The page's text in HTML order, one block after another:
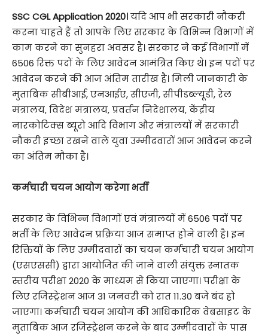
SSC CGL Application 2020।यदि आप भी सरकारी नौकरी
करना चाहते हैं तो आपके लिए सरकार के विभिन्न विभागों में
काम करने का सुनहरा अवसर है। सरकार ने कई विभागों में
6506 रिक्त पदों के लिए आवेदन आमंत्रित किए थे। इन पदों पर
आवेदन करने की आज अंतिम तारीख है। मिली जानकारी के
मुताबिक सीबीआई, एनआईए, सीएजी, सीपीडब्ल्यूडी, रेल
मंत्रालय, विदेश मंत्रालय, प्रवर्तन निदेशालय, केंद्रीय
नारकोटिक्स ब्यूरो आदि विभाग और मंत्रालयों में सरकारी
नौकरी इच्छा रखने वाले युवा उम्मीदवारों आज आवेदन करने
का अंतिम मौका है।
कर्मचारी चयन आयोग करेगा भर्ती
सरकार के विभिन्न विभागों एवं मंत्रालयों में 6506 पदों पर
भर्ती के लिए आवेदन प्रक्रिया आज समाप्त होने वाली है। इन
रिक्तियों के लिए उम्मीदवारों का चयन कर्मचारी चयन आयोग
(एसएससी) द्वारा आयोजित की जाने वाली संयुक्त स्नातक
स्तरीय परीक्षा 2020 के माध्यम से किया जाएगा। परीक्षा के
लिए रजिस्ट्रेशन आज 31 जनवरी को रात 11.30 बजे बंद हो
जाएगा। कर्मचारी चयन आयोग की आधिकारिक वेबसाइट के
मुताबिक आज रजिस्ट्रेशन करने के बाद उम्मीदवारों के पास